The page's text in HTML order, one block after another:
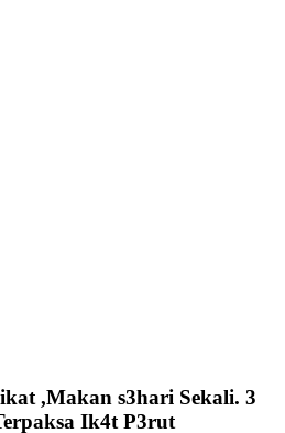
,Makan s3hari Sekali. 3
Ik4t P3rut